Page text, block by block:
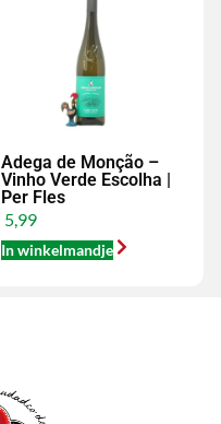
Adega de Monção –
Vinho Verde Escolha |
Per Fles
5,99
In winkelmandje